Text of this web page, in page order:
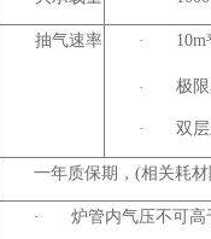
抽气速率 ·
· 极
· 双
一年质保期，(相关耗
· 炉管内气压不可高